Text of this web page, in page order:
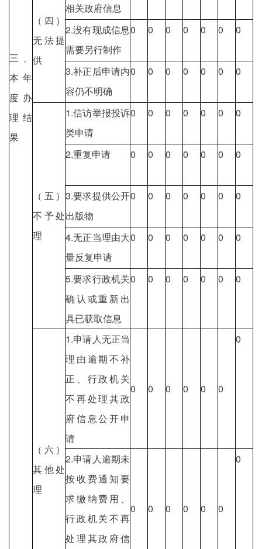
三、
本年
度办
理结
果
（四）
无法提
供
相关政府信息
2.没有现成信息
需要另行制作
0 0 0 0 0 0 0
3.补正后申请内
容仍不明确
0 0 0 0 0 0 0
（五）
不予处
理
1.信访举报投诉
类申请
0 0 0 0 0 0 0
2.重复申请 0 0 0 0 0 0 0
3.要求提供公开
出版物
0 0 0 0 0 0 0
4.无正当理由大
量反复申请
0 0 0 0 0 0 0
5.要求行政机关
确认或重新出
具已获取信息
0 0 0 0 0 0 0
（六）
其他处
理
1.申请人无正当
理由逾期不补
正、行政机关
不再处理其政
府信息公开申
请
0 0 0 0 0 0
0
2.申请人逾期未
按收费通知要
求缴纳费用、
行政机关不再
处理其政府信
0 0 0 0 0 0
0